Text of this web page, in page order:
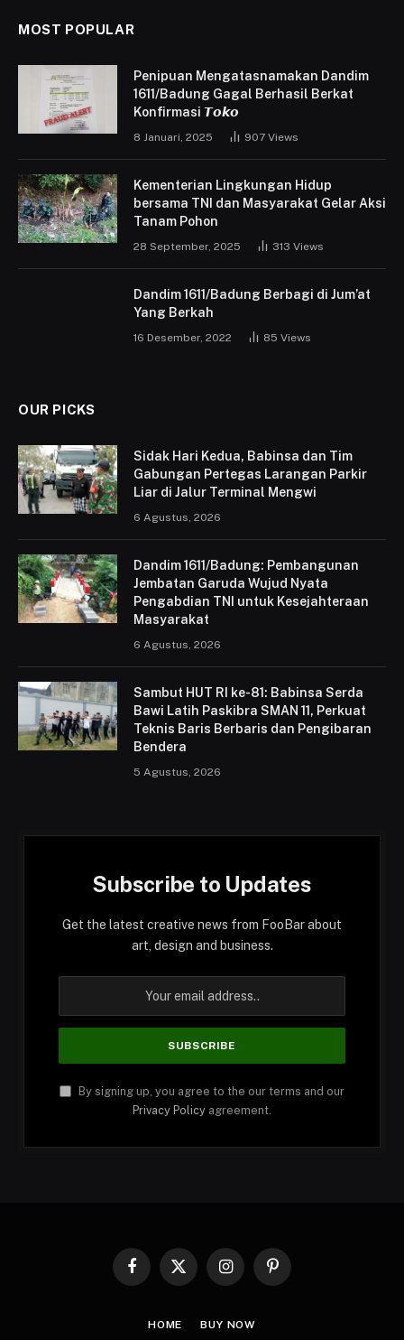
MOST POPULAR
Penipuan Mengatasnamakan Dandim
1611/Badung Gagal Berhasil Berkat
Konfirmasi 𝙏𝙤𝙠𝙤
8 Januari, 2025 907 Views
Kementerian Lingkungan Hidup
bersama TNI dan Masyarakat Gelar Aksi
Tanam Pohon
28 September, 2025 313 Views
Dandim 1611/Badung Berbagi di Jum’at
Yang Berkah
16 Desember, 2022 85 Views
OUR PICKS
Sidak Hari Kedua, Babinsa dan Tim
Gabungan Pertegas Larangan Parkir
Liar di Jalur Terminal Mengwi
6 Agustus, 2026
Dandim 1611/Badung: Pembangunan
Jembatan Garuda Wujud Nyata
Pengabdian TNI untuk Kesejahteraan
Masyarakat
6 Agustus, 2026
Sambut HUT RI ke-81: Babinsa Serda
Bawi Latih Paskibra SMAN 11, Perkuat
Teknis Baris Berbaris dan Pengibaran
Bendera
5 Agustus, 2026
Subscribe to Updates
Get the latest creative news from FooBar about
art, design and business.
By signing up, you agree to the our terms and our
Privacy Policy agreement.
Facebook
X
InstagramPinterest
HOME BUY NOW